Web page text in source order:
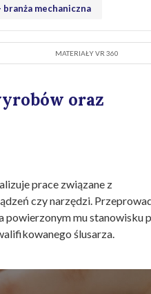
branża mechaniczna
MATERIAŁY VR 360
oraz
prace związane z
czy narzędzi.
powierzonym mu stanowisku
ślusarza.